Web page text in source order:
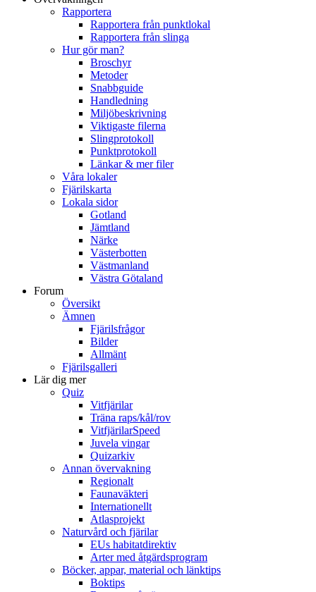
Rapportera
Rapportera från punktlokal
Rapportera från slinga
Hur gör man?
Broschyr
Metoder
Snabbguide
Handledning
Miljöbeskrivning
Viktigaste filerna
Slingprotokoll
Punktprotokoll
Länkar & mer filer
Våra lokaler
Fjärilskarta
Lokala sidor
Gotland
Jämtland
Närke
Västerbotten
Västmanland
Västra Götaland
Forum
Översikt
Ämnen
Fjärilsfrågor
Bilder
Allmänt
Fjärilsgalleri
Lär dig mer
Quiz
Vitfjärilar
Träna raps/kål/rov
VitfjärilarSpeed
Juvela vingar
Quizarkiv
Annan övervakning
Regionalt
Faunaväkteri
Internationellt
Atlasprojekt
Naturvård och fjärilar
EUs habitatdirektiv
Arter med åtgärdsprogram
Böcker, appar, material och länktips
Boktips